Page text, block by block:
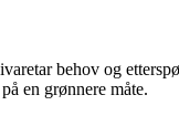
behov og
en grønnere måte.